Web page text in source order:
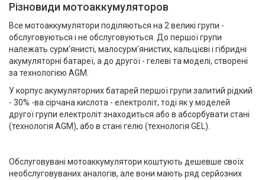
Різновиди мотоаккумуляторов
Все мотоаккумулятори поділяються на 2 великі групи -
обслуговуються і не обслуговуються. До першої групи
належать сурм'янисті, малосурм'янистих, кальцієві і гібридні
акумуляторні батареї, а до другої - гелеві та моделі, створені
за технологією AGM.
У корпус акумуляторних батарей першої групи залитий рідкий
- 30% -ва сірчана кислота - електроліт, тоді як у моделей
другої групи електроліт знаходиться або в абсорбувати стані
(технологія AGM), або в стані гелю (технологія GEL).
Обслуговувані мотоаккумулятори коштують дешевше своїх
необслуговуваних аналогів, але вони мають ряд серйозних